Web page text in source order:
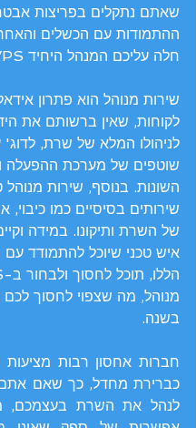
שאתם נתקלים בפריצות
ההתמודות עם הכשלים
חלה עליכם המנהל היחיד VPS שלך.
שירות מנוהל הוא פתרון
לקוחות, שאין ברשותם את
לניהולו המלא של שרת, לדוג'
שוטפים של מערכת ההפעלה
השונות. בנוסף, שירות מנוהל
שירותים בסיסיים כמו
של השרת ותיקונו. במידה
איש טכני שיוכל להתמודד
מנוהל, מה שצפוי לחסוך לכם
בשנה.